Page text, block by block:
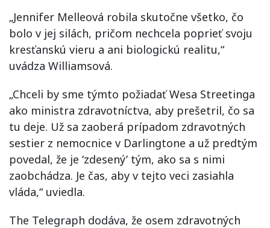
„Jennifer Melleová robila skutočne všetko, čo
bolo v jej silách, pričom nechcela poprieť svoju
kresťanskú vieru a ani biologickú realitu,“
uvádza Williamsová.
„Chceli by sme týmto požiadať Wesa Streetinga
ako ministra zdravotníctva, aby prešetril, čo sa
tu deje. Už sa zaoberá prípadom zdravotných
sestier z nemocnice v Darlingtone a už predtým
povedal, že je ‘zdesený’ tým, ako sa s nimi
zaobchádza. Je čas, aby v tejto veci zasiahla
vláda,“ uviedla.
The Telegraph dodáva, že osem zdravotných